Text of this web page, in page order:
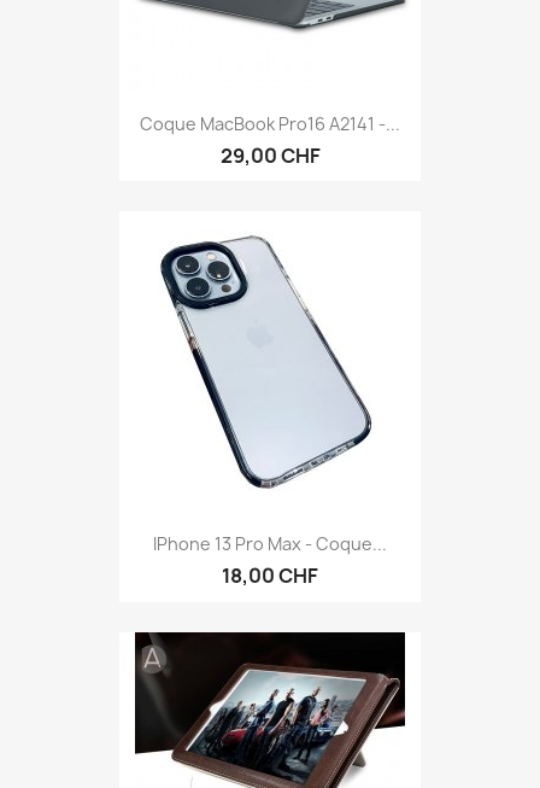
Coque MacBook Pro16 A2141 -...
29,00 CHF
IPhone 13 Pro Max - Coque...
18,00 CHF